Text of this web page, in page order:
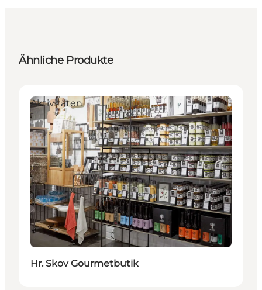
Ähnliche Produkte
Aktivitäten
Hr. Skov Gourmetbutik